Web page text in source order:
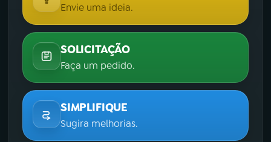
Envie uma ideia.
SOLICITAÇÃO
Faça um pedido.
SIMPLIFIQUE
Sugira melhorias.